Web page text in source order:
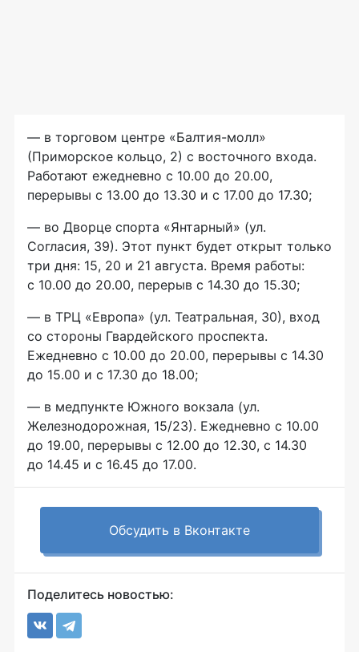
— в торговом центре «Балтия-молл»
(Приморское кольцо, 2) с восточного входа.
Работают ежедневно с 10.00 до 20.00,
перерывы с 13.00 до 13.30 и с 17.00 до 17.30;
— во Дворце спорта «Янтарный» (ул.
Согласия, 39). Этот пункт будет открыт только
три дня: 15, 20 и 21 августа. Время работы:
с 10.00 до 20.00, перерыв с 14.30 до 15.30;
— в ТРЦ «Европа» (ул. Театральная, 30), вход
со стороны Гвардейского проспекта.
Ежедневно с 10.00 до 20.00, перерывы с 14.30
до 15.00 и с 17.30 до 18.00;
— в медпункте Южного вокзала (ул.
Железнодорожная, 15/23). Ежедневно с 10.00
до 19.00, перерывы с 12.00 до 12.30, с 14.30
до 14.45 и с 16.45 до 17.00.
Обсудить в Вконтакте
Поделитесь новостью: